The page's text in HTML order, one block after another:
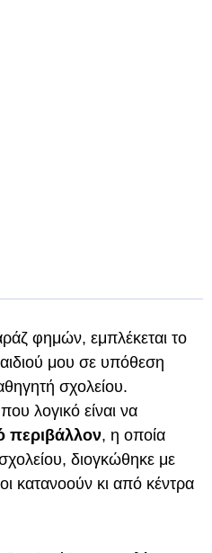
φημών, εμπλέκεται το
μου σε υπόθεση
σχολείου.
λογικό είναι να
περιβάλλον, η οποία
διογκώθηκε με
κατανοούν κι από κέντρα